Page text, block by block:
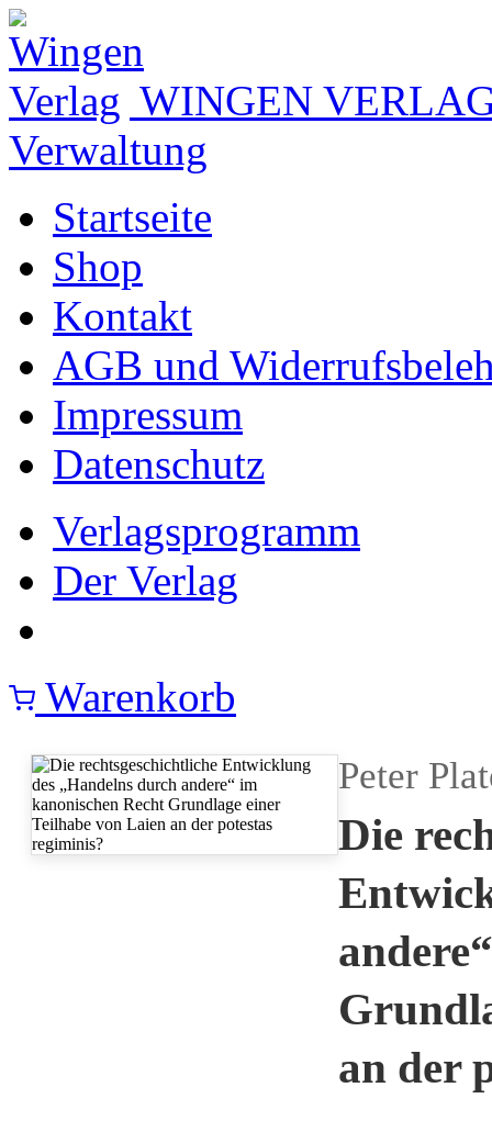
WINGEN
Verwaltung
Startseite
Shop
Kontakt
AGB und
Impressum
Datenschutz
Verlagsprogramm
Der Verlag
Warenkorb
Peter
Die
an der